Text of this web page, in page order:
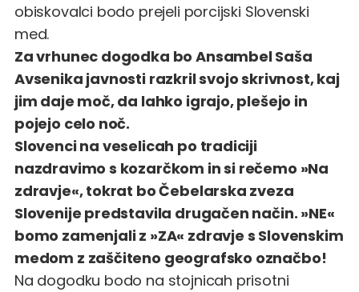
obiskovalci bodo prejeli porcijski Slovenski
med.
Za vrhunec dogodka bo Ansambel Saša
Avsenika javnosti razkril svojo skrivnost, kaj
jim daje moč, da lahko igrajo, plešejo in
pojejo celo noč.
Slovenci na veselicah po tradiciji
nazdravimo s kozarčkom in si rečemo »Na
zdravje«, tokrat bo Čebelarska zveza
Slovenije predstavila drugačen način. »NE«
bomo zamenjali z »ZA« zdravje s Slovenskim
medom z zaščiteno geografsko označbo!
Na dogodku bodo na stojnicah prisotni